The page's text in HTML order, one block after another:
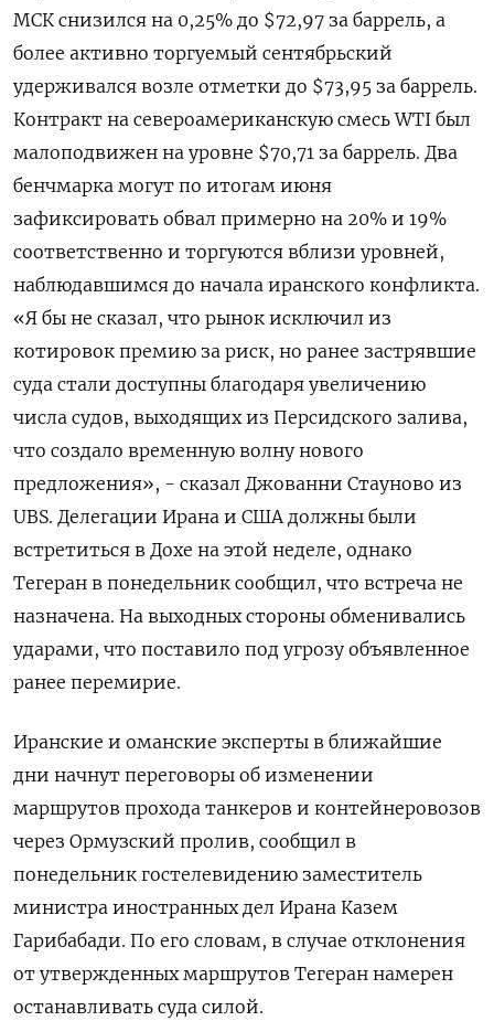
МСК снизился ​на 0,25% ⁠до $72,97 за баррель, а
более активно торгуемый сентябрьский
удерживался возле отметки ‌до $73,95 за баррель.
Контракт на североамериканскую ‌смесь WTI был
малоподвижен на уровне $70,71 за баррель. Два
бенчмарка могут по итогам июня
зафиксировать ​обвал примерно на 20% и 19%
соответственно и торгуются вблизи уровней,
наблюдавшимся ‌до начала иранского конфликта.
«Я бы не сказал, что рынок исключил из ​
котировок премию за риск, но ранее застрявшие
суда стали доступны благодаря увеличению
числа ‌судов, выходящих из Персидского залива,
что создало временную волну нового
предложения», - сказал Джованни Стауново из
UBS. Делегации Ирана и США должны были
встретиться в ​Дохе на этой неделе, ​однако
Тегеран в ‌понедельник сообщил, что встреча не
назначена. На выходных стороны обменивались
ударами, что поставило ​под угрозу объявленное
ранее перемирие.
Иранские и оманские эксперты в ближайшие
дни начнут переговоры об изменении
маршрутов прохода танкеров и контейнеровозов
через Ормузский пролив, сообщил в
понедельник гостелевидению заместитель
министра иностранных дел Ирана Казем
Гарибабади. По его словам, в случае отклонения
от утвержденных маршрутов Тегеран намерен
останавливать суда силой.